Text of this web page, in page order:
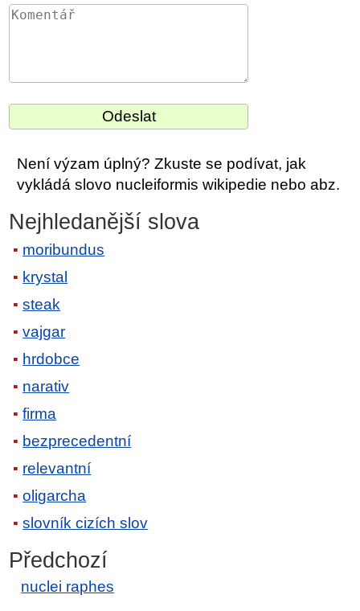
Není výzam úplný? Zkuste se podívat, jak
vykládá slovo nucleiformis wikipedie nebo abz.
Nejhledanější slova
moribundus
krystal
steak
vajgar
hrdobce
narativ
firma
bezprecedentní
relevantní
oligarcha
slovník cizích slov
Předchozí
nuclei raphes